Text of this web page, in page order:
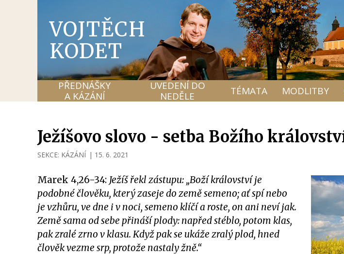
VOJTĚCH
KODET
PŘEDNÁŠKY
A KÁZÁNÍ
UVEDENÍ DO
NEDĚLE
TÉMATA MODLITBY
Ježíšovo slovo - setba Božího
SEKCE: KÁZÁNÍ | 15. 6. 2021
Marek 4,26-34: Ježíš řekl zástupu: „Boží království je
podobné člověku, který zaseje do země semeno; ať spí nebo
je vzhůru, ve dne i v noci, semeno klíčí a roste, on ani neví jak.
Země sama od sebe přináší plody: napřed stéblo, potom klas,
pak zralé zrno v klasu. Když pak se ukáže zralý plod, hned
člověk vezme srp, protože nastaly žně.“